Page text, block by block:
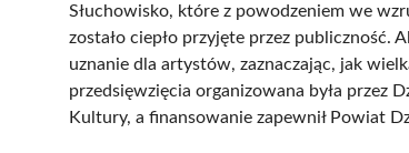
Słuchowisko, które z powodzeniem we
zostało ciepło przyjęte przez publiczność.
uznanie dla artystów, zaznaczając, jak
przedsięwzięcia organizowana była przez
Kultury, a finansowanie zapewnił Powiat